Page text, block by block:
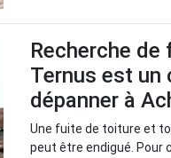
Recherche
Ternus est un
dépanner à
Une fuite de toiture et
peut être endigué. Pour